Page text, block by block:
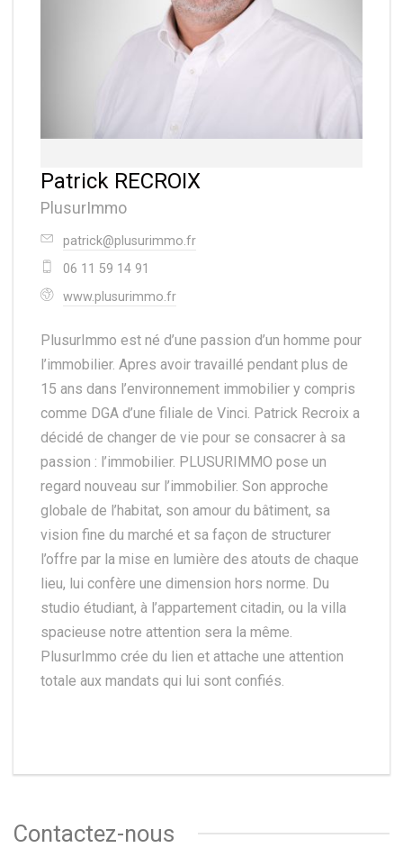
Patrick RECROIX
PlusurImmo
patrick@plusurimmo.fr
06 11 59 14 91
www.plusurimmo.fr
PlusurImmo est né d’une passion d’un homme pour
l’immobilier. Apres avoir travaillé pendant plus de
15 ans dans l’environnement immobilier y compris
comme DGA d’une filiale de Vinci. Patrick Recroix a
décidé de changer de vie pour se consacrer à sa
passion : l’immobilier. PLUSURIMMO pose un
regard nouveau sur l’immobilier. Son approche
globale de l’habitat, son amour du bâtiment, sa
vision fine du marché et sa façon de structurer
l’offre par la mise en lumière des atouts de chaque
lieu, lui confère une dimension hors norme. Du
studio étudiant, à l’appartement citadin, ou la villa
spacieuse notre attention sera la même.
PlusurImmo crée du lien et attache une attention
totale aux mandats qui lui sont confiés.
Contactez-nous